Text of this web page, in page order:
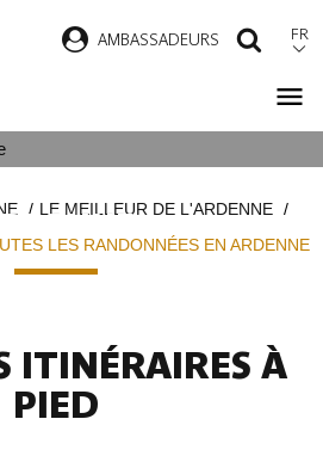
AMBASSADEURS FR
LE MEILLEUR DE L'ARDENNE
LES RANDONNÉES EN ARDENNE
ITINÉRAIRES À
PIED